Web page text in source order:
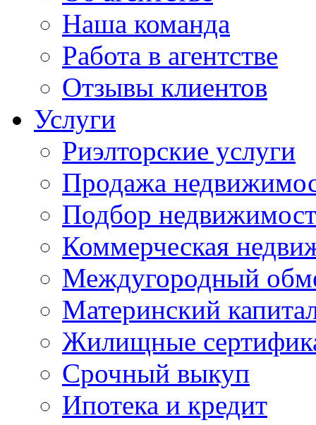
Наша команда
Работа в агентстве
Отзывы клиентов
Услуги
Риэлторские услуги
Продажа
Подбор
Коммерческая
Междугородный
Материнский
Жилищные
Срочный выкуп
Ипотека и кредит